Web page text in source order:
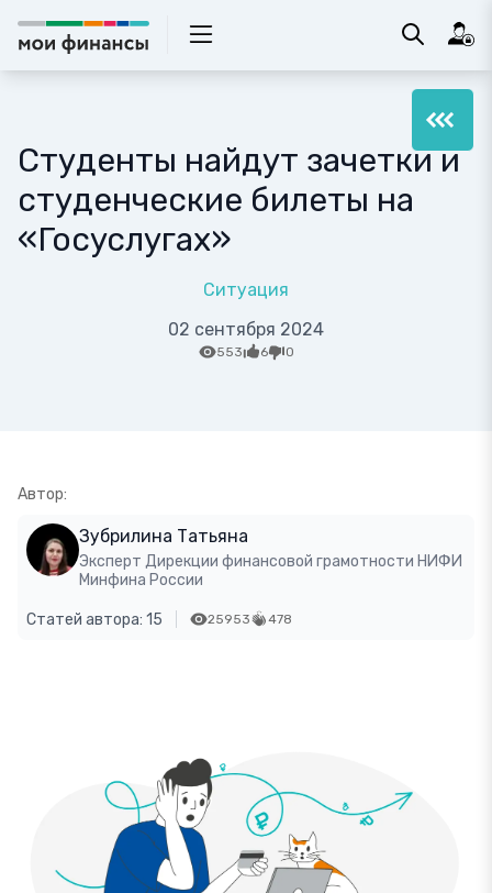
Студенты найдут зачетки и
студенческие билеты на
«Госуслугах»
Ситуация
02 сентября 2024
553 6 0
Автор:
Зубрилина Татьяна
Эксперт Дирекции финансовой грамотности НИФИ
Минфина России
Статей автора: 15 25953 478